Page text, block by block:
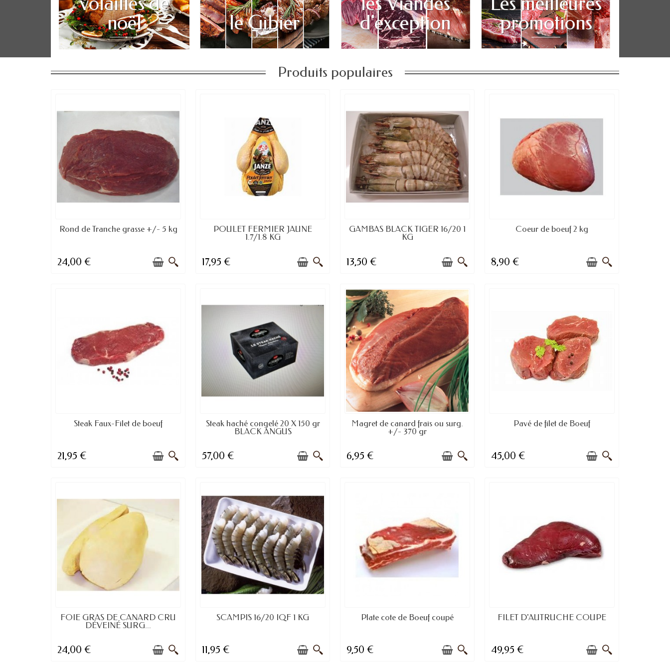
noël
le Gibier
d'exception
promotions
Produits populaires
DISPONIBLE À LA COMMANDE
Rond de Tranche grasse +/- 5 kg
24,00 €
DISPONIBLE À LA COMMANDE
POULET FERMIER JAUNE
1.7/1.8 KG
17,95 €
DISPONIBLE À LA COMMANDE
GAMBAS BLACK TIGER 16/20 1
KG
13,50 €
DISPONIBLE À LA COMMANDE
Coeur de boeuf 2 kg
8,90 €
DISPONIBLE
Steak Faux-Filet de boeuf
21,95 €
EN STOCK
Steak haché congelé 20 X 150 gr
BLACK ANGUS
57,00 €
DISPONIBLE À LA COMMANDE
Magret de canard frais ou surg.
+/- 370 gr
6,95 €
DISPONIBLE
Pavé de filet de Boeuf
45,00 €
DISPONIBLE À LA COMMANDE
FOIE GRAS DE CANARD CRU
DÉVEINÉ SURG...
24,00 €
DISPONIBLE À LA COMMANDE
SCAMPIS 16/20 IQF 1 KG
11,95 €
DISPONIBLE À LA COMMANDE
Plate cote de Boeuf coupé
9,50 €
DISPONIBLE À LA COMMANDE
FILET D'AUTRUCHE COUPE
49,95 €